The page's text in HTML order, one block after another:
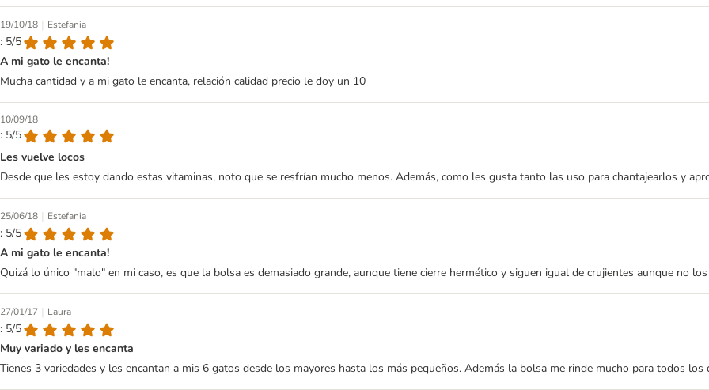
19/10/18 | Estefania
: 5/5
A mi gato le encanta!
Mucha cantidad y a mi gato le encanta, relación calidad precio le doy un 10
10/09/18
: 5/5
Les vuelve locos
Desde que les estoy dando estas vitaminas, noto que se resfrían mucho menos. Además, como les gusta tanto las uso para chantajearlos y
25/06/18 | Estefania
: 5/5
A mi gato le encanta!
Quizá lo único "malo" en mi caso, es que la bolsa es demasiado grande, aunque tiene cierre hermético y siguen igual de crujientes aunque no
27/01/17 | Laura
: 5/5
Muy variado y les encanta
Tienes 3 variedades y les encantan a mis 6 gatos desde los mayores hasta los más pequeños. Además la bolsa me rinde mucho para todos los